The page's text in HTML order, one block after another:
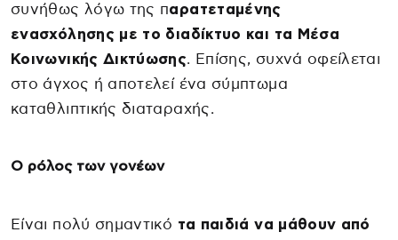
συνήθως λόγω της παρατεταμένης
ενασχόλησης με το διαδίκτυο και τα Μέσα
Κοινωνικής Δικτύωσης. Επίσης, συχνά οφείλεται
στο άγχος ή αποτελεί ένα σύμπτωμα
καταθλιπτικής διαταραχής.
Ο ρόλος των γονέων
Είναι πολύ σημαντικό τα παιδιά να μάθουν από